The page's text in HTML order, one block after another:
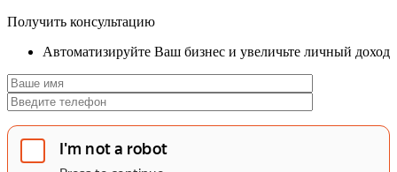
Получить консультацию
Автоматизируйте Ваш бизнес и увеличьте личный доход